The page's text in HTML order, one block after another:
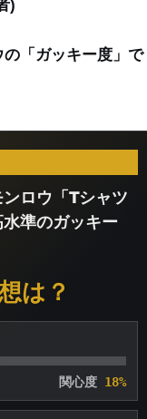
)
「ガッキー度」で
ロウ「Tシャツ
準のガッキー
は？
関心度 18%